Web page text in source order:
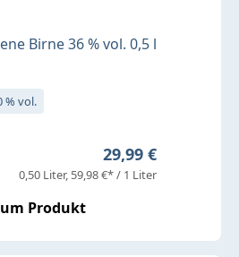
Birne 36 % vol. 0,5 l
% vol.
Regulärer Preis:
29,99 €
0,50 Liter 59,98 €* / 1 Liter
Produkt